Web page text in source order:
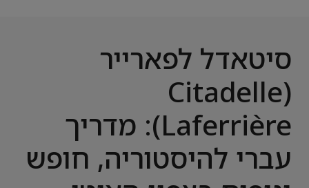
סיטאדל לפארייר
(Citadelle
Laferrière): מדריך
עברי להיסטוריה, חופש